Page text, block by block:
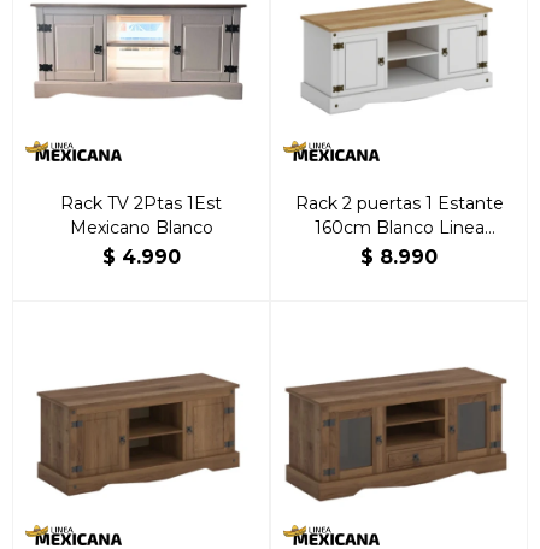
Rack TV 2Ptas 1Est
Mexicano Blanco
$ 4.990
Rack 2 puertas 1 Estante
160cm Blanco Linea
Mexicana
$ 8.990